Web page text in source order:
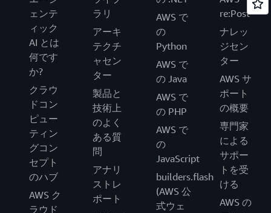
ェンテ
ィック
AI とは
何です
か?
クラウ
ドコン
ピュー
ティン
グコン
セプト
のハブ
AWS ク
ラウド
ラリ
アーキ
テクチ
ャセン
ター
製品と
技術上
のよく
ある質
問
アナリ
ストレ
ポート
AWS で
の
Python
AWS で
の Java
AWS で
の PHP
AWS で
の
JavaScript
builders.flash
(AWS 公
式ウェ
re:Post
ナレッ
ジセン
ター
AWS サ
ポート
の概要
専門家
による
サポー
トを受
ける
AWS の